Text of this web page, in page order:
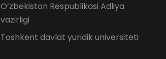
O‘zbekiston Respublikasi Adliya
vazirligi
Toshkent davlat yuridik universiteti